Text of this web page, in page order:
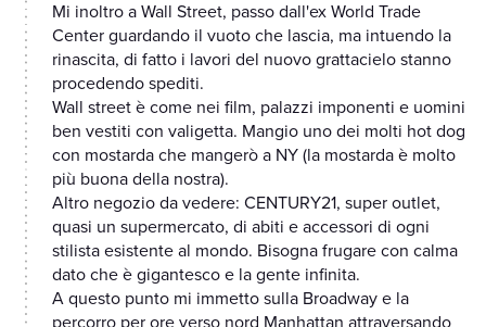
Mi inoltro a Wall Street, passo dall'ex World Trade
Center guardando il vuoto che lascia, ma intuendo la
rinascita, di fatto i lavori del nuovo grattacielo stanno
procedendo spediti.
Wall street è come nei film, palazzi imponenti e uomini
ben vestiti con valigetta. Mangio uno dei molti hot dog
con mostarda che mangerò a NY (la mostarda è molto
più buona della nostra).
Altro negozio da vedere: CENTURY21, super outlet,
quasi un supermercato, di abiti e accessori di ogni
stilista esistente al mondo. Bisogna frugare con calma
dato che è gigantesco e la gente infinita.
A questo punto mi immetto sulla Broadway e la